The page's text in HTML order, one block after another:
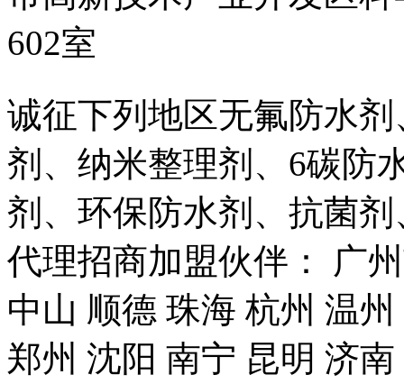
602室
诚征下列地区无氟防水
剂、纳米整理剂、6碳防
剂、环保防水剂、抗菌
代理招商加盟伙伴： 广
中山 顺德 珠海 杭州 温
郑州 沈阳 南宁 昆明 济